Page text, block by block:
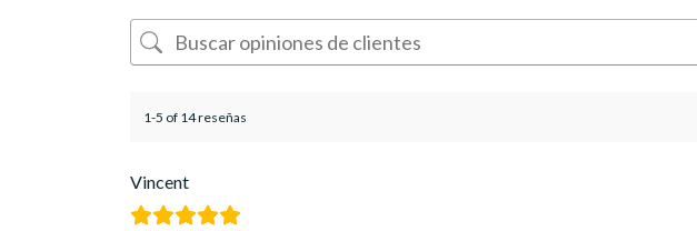
1-5 of 14 reseñas
Vincent